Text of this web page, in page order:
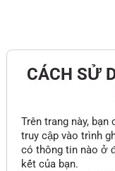
CÁCH SỬ
Trên trang này,
truy cập vào trình
có thông tin nào ở
kết của bạn.